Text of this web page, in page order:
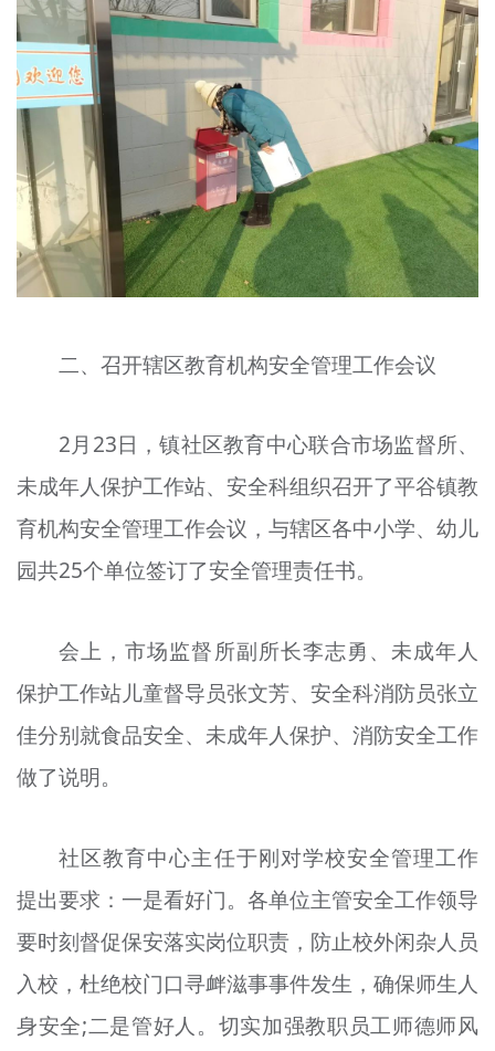
二、召开辖区教育机构安全管理工作会议
2月23日，镇社区教育中心联合市场监督所、
未成年人保护工作站、安全科组织召开了平谷镇教
育机构安全管理工作会议，与辖区各中小学、幼儿
园共25个单位签订了安全管理责任书。
会上，市场监督所副所长李志勇、未成年人
保护工作站儿童督导员张文芳、安全科消防员张立
佳分别就食品安全、未成年人保护、消防安全工作
做了说明。
社区教育中心主任于刚对学校安全管理工作
提出要求：一是看好门。各单位主管安全工作领导
要时刻督促保安落实岗位职责，防止校外闲杂人员
入校，杜绝校门口寻衅滋事事件发生，确保师生人
身安全;二是管好人。切实加强教职员工师德师风